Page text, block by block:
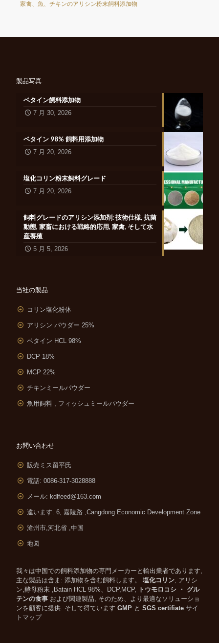
家禽、魚、チキンのアリシン粉末飼料添加物
製品写真
ベタイン飼料添加物
7 月 30, 2026
ベタイン 98% 飼料用添加物
7 月 20, 2026
塩化コリン粉末飼料グレード
7 月 20, 2026
飼料グレードのアリシン添加剤: 技術仕様, 抗菌
動態, 家畜における戦略的応用, 家禽, そして水
産養殖
5 月 5, 2026
当社の製品
コリン塩化粉体
アリシン パウダー 25%
ベタイン HCL 98%
DCP 18%
MCP 22%
チキンミールパウダー
魚用飼料 , フィッシュミールパウダー
お問い合わせ
販売ミス留平氏
電話: 0086-317-3028888
メール: kdlfeed@163.com
違います. 6, 嘉陵路 ,Cangdong Economic Development Zone
滄州市,河北省 ,中国
地図
我々は中国での飼料添加物の専門メーカーと輸出業者であります,
主な製品は含ま: 添加物を含む飼料します。 塩化コリン, アリシ
ン,酵母粉末 ,Batain HCL 98%、DCP,MCP,
トウモロコシ ・ グル
テンの食事 および関連製品, そのため、より最適なソリューショ
ンを顧客に提供. そして得ています GMP と SGS certifiate.サイ
トマップ